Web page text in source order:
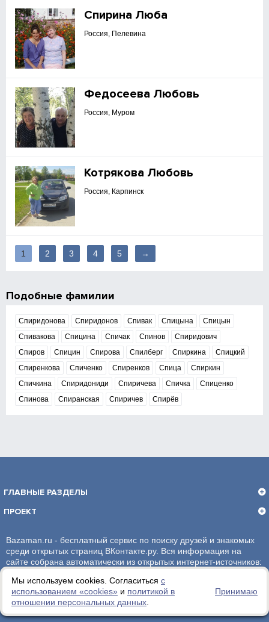
Мы используем cookies. Согласиться с
использованием «сookies» и политикой в
отношении персональных данных
Принимаю
Спирина Люба
Россия, Пелевина
Федосеева Любовь
Россия, Муром
Котрякова Любовь
Россия, Карпинск
1 2 3 4 5 →
Подобные фамилии
Спиридонова Спиридонов Спивак Спицына
Спицын
Спивакова
Спицина Спичак Спинов
Спиридович
Спиров
Спицин Спирова Спилберг Спиркина
Спицкий
Спиренкова
Спиченко Спиренков Спица
Спиркин
Спичкина
Спиридониди Спиричева Спичка
Спиценко
Спинова
Спиранская Спиричев Спирёв
ГЛАВНЫЕ РАЗДЕЛЫ
ПРОЕКТ
Bazaman.ru - бесплатный сервис по поиску друзей и знакомых
среди открытых страниц ВКонтакте.ру. Вся информация на
сайте собрана автоматически из открытых интернет-источников:
администрация сайта ответственности не несет.
Политика обработки персональных данных